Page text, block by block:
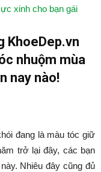
xinh cho bạn gái
KhoeDep.vn
nhuộm mùa
nay nào!
đang là màu tóc giữ
trở lại đây, các bạn
Nhiêu đây cũng đủ